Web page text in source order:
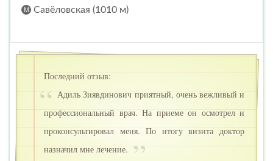
Савёловская (1010 м)
Последний отзыв:
Адиль Зиявдинович приятный, очень вежливый и
профессиональный врач. На приеме он осмотрел и
проконсультировал меня. По итогу визита доктор
назначил мне лечение.